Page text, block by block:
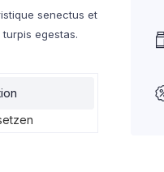
senectus et
egestas.